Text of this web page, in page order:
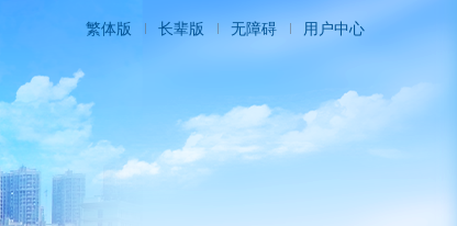
繁体版 长辈版 无障碍 用户中心